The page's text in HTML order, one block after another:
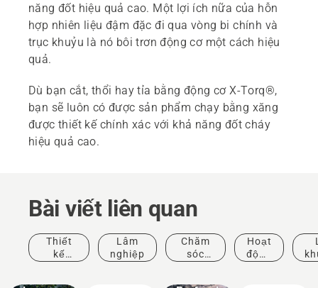
năng đốt hiệu quả cao. Một lợi ích nữa của hỗn
hợp nhiên liệu đậm đặc đi qua vòng bi chính và
trục khuỷu là nó bôi trơn động cơ một cách hiệu
quả.
Dù bạn cắt, thổi hay tỉa bằng động cơ X-Torq®,
bạn sẽ luôn có được sản phẩm chạy bằng xăng
được thiết kế chính xác với khả năng đốt cháy
hiệu quả cao.
Bài viết liên quan
Thiết
kế
Lâm
nghiệp
Chăm
sóc
Hoạt
động
Municipalities
Landscaping